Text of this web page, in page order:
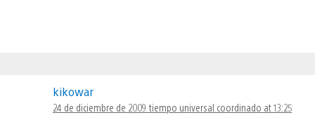
kikowar
24 de diciembre de 2009 tiempo universal coordinado at 13:25